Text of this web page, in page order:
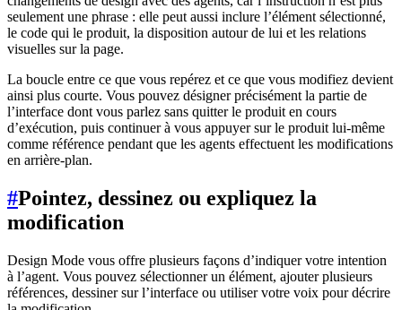
seulement une phrase : elle peut aussi inclure l’élément sélectionné,
le code qui le produit, la disposition autour de lui et les relations
visuelles sur la page.
La boucle entre ce que vous repérez et ce que vous modifiez devient
ainsi plus courte. Vous pouvez désigner précisément la partie de
l’interface dont vous parlez sans quitter le produit en cours
d’exécution, puis continuer à vous appuyer sur le produit lui-même
comme référence pendant que les agents effectuent les modifications
en arrière-plan.
#Pointez, dessinez ou expliquez la
modification
Design Mode vous offre plusieurs façons d’indiquer votre intention
à l’agent. Vous pouvez sélectionner un élément, ajouter plusieurs
références, dessiner sur l’interface ou utiliser votre voix pour décrire